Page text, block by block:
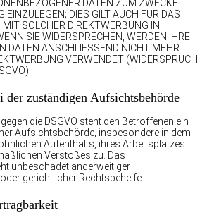
DATEN ZUM ZWECKE
EINZULEGEN; DIES GILT AUCH FÜR DAS
SOLCHER DIREKTWERBUNG IN
SIE WIDERSPRECHEN, WERDEN IHRE
DATEN ANSCHLIESSEND NICHT MEHR
VERWENDET (WIDERSPRUCH
der zuständigen Aufsichts­behörde
die DSGVO steht den Betroffenen ein
Aufsichtsbehörde, insbesondere in dem
Aufenthalts, ihres Arbeitsplatzes
Verstoßes zu. Das
unbeschadet anderweitiger
gerichtlicher Rechtsbehelfe.